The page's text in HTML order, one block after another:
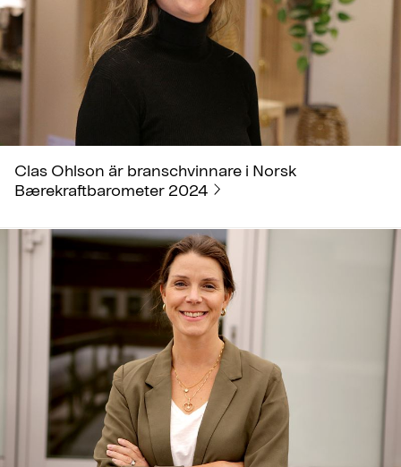
Clas Ohlson är branschvinnare i Norsk
Bærekraftbarometer 2024